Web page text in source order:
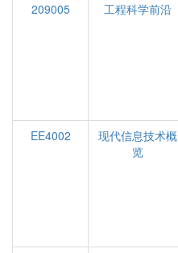
209005
工程科学前沿
EE4002
现代信息技术概
览